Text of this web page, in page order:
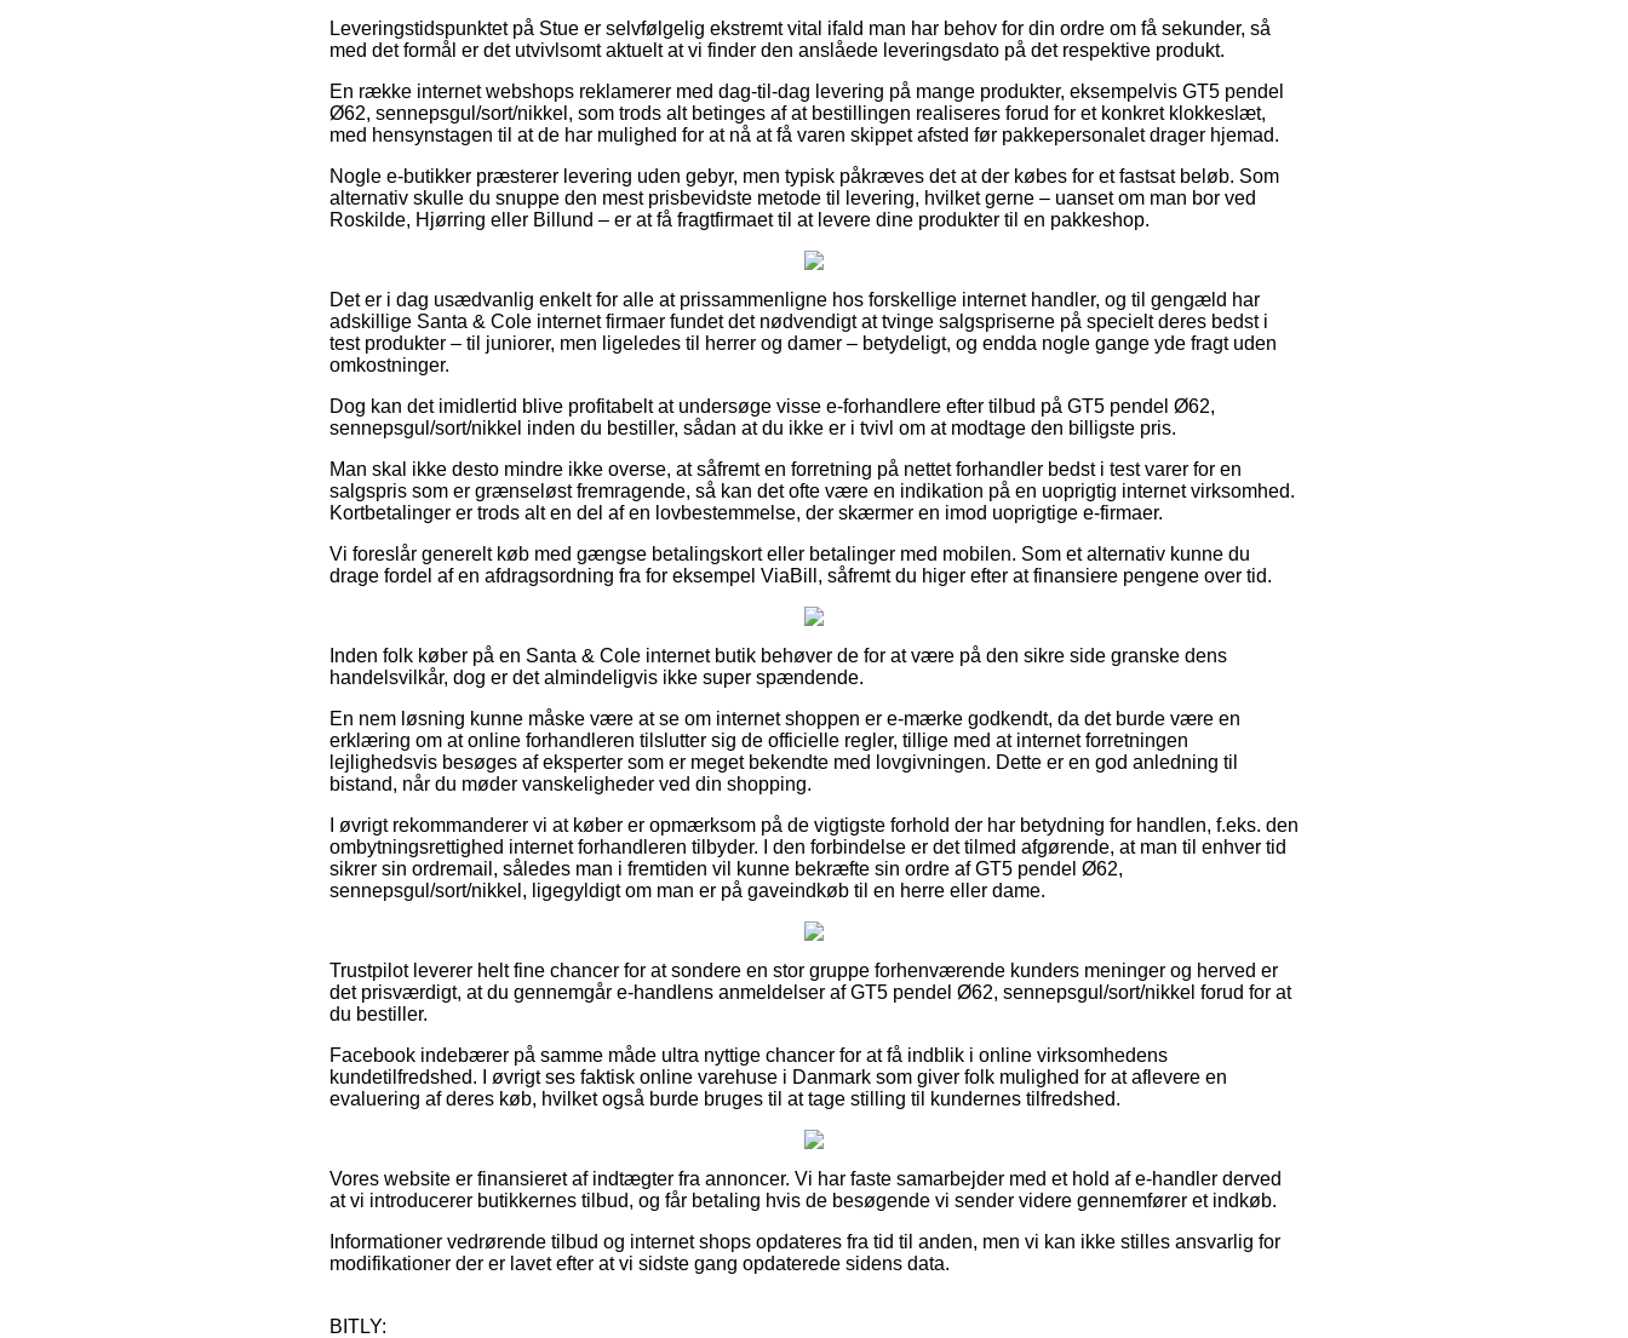
Leveringstidspunktet på Stue er selvfølgelig ekstremt vital ifald man har behov for din ordre om få sekunder, så
med det formål er det utvivlsomt aktuelt at vi finder den anslåede leveringsdato på det respektive produkt.
En række internet webshops reklamerer med dag-til-dag levering på mange produkter, eksempelvis GT5 pendel
Ø62, sennepsgul/sort/nikkel, som trods alt betinges af at bestillingen realiseres forud for et konkret klokkeslæt,
med hensynstagen til at de har mulighed for at nå at få varen skippet afsted før pakkepersonalet drager hjemad.
Nogle e-butikker præsterer levering uden gebyr, men typisk påkræves det at der købes for et fastsat beløb. Som
alternativ skulle du snuppe den mest prisbevidste metode til levering, hvilket gerne – uanset om man bor ved
Roskilde, Hjørring eller Billund – er at få fragtfirmaet til at levere dine produkter til en pakkeshop.
Det er i dag usædvanlig enkelt for alle at prissammenligne hos forskellige internet handler, og til gengæld har
adskillige Santa & Cole internet firmaer fundet det nødvendigt at tvinge salgspriserne på specielt deres bedst i
test produkter – til juniorer, men ligeledes til herrer og damer – betydeligt, og endda nogle gange yde fragt uden
omkostninger.
Dog kan det imidlertid blive profitabelt at undersøge visse e-forhandlere efter tilbud på GT5 pendel Ø62,
sennepsgul/sort/nikkel inden du bestiller, sådan at du ikke er i tvivl om at modtage den billigste pris.
Man skal ikke desto mindre ikke overse, at såfremt en forretning på nettet forhandler bedst i test varer for en
salgspris som er grænseløst fremragende, så kan det ofte være en indikation på en uoprigtig internet virksomhed.
Kortbetalinger er trods alt en del af en lovbestemmelse, der skærmer en imod uoprigtige e-firmaer.
Vi foreslår generelt køb med gængse betalingskort eller betalinger med mobilen. Som et alternativ kunne du
drage fordel af en afdragsordning fra for eksempel ViaBill, såfremt du higer efter at finansiere pengene over tid.
Inden folk køber på en Santa & Cole internet butik behøver de for at være på den sikre side granske dens
handelsvilkår, dog er det almindeligvis ikke super spændende.
En nem løsning kunne måske være at se om internet shoppen er e-mærke godkendt, da det burde være en
erklæring om at online forhandleren tilslutter sig de officielle regler, tillige med at internet forretningen
lejlighedsvis besøges af eksperter som er meget bekendte med lovgivningen. Dette er en god anledning til
bistand, når du møder vanskeligheder ved din shopping.
I øvrigt rekommanderer vi at køber er opmærksom på de vigtigste forhold der har betydning for handlen, f.eks. den
ombytningsrettighed internet forhandleren tilbyder. I den forbindelse er det tilmed afgørende, at man til enhver tid
sikrer sin ordremail, således man i fremtiden vil kunne bekræfte sin ordre af GT5 pendel Ø62,
sennepsgul/sort/nikkel, ligegyldigt om man er på gaveindkøb til en herre eller dame.
Trustpilot leverer helt fine chancer for at sondere en stor gruppe forhenværende kunders meninger og herved er
det prisværdigt, at du gennemgår e-handlens anmeldelser af GT5 pendel Ø62, sennepsgul/sort/nikkel forud for at
du bestiller.
Facebook indebærer på samme måde ultra nyttige chancer for at få indblik i online virksomhedens
kundetilfredshed. I øvrigt ses faktisk online varehuse i Danmark som giver folk mulighed for at aflevere en
evaluering af deres køb, hvilket også burde bruges til at tage stilling til kundernes tilfredshed.
Vores website er finansieret af indtægter fra annoncer. Vi har faste samarbejder med et hold af e-handler derved
at vi introducerer butikkernes tilbud, og får betaling hvis de besøgende vi sender videre gennemfører et indkøb.
Informationer vedrørende tilbud og internet shops opdateres fra tid til anden, men vi kan ikke stilles ansvarlig for
modifikationer der er lavet efter at vi sidste gang opdaterede sidens data.
BITLY: